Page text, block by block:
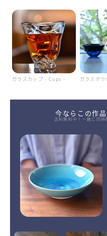
ガラスカップ - Cups - ガラスボ
今ならこの作
送料無料中！一緒に同時